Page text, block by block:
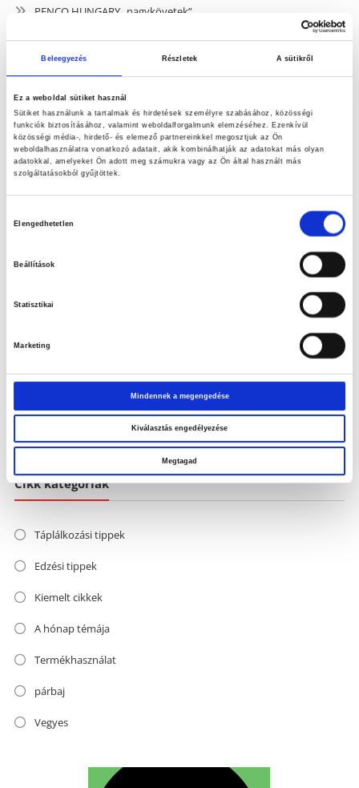
Beleegyezés Részletek A sütikről
Ez a weboldal sütiket használ
Sütiket használunk a tartalmak és hirdetések személyre szabásához, közösségi
funkciók biztosításához, valamint weboldalforgalmunk elemzéséhez. Ezenkívül
közösségi média-, hirdető- és elemező partnereinkkel megosztjuk az Ön
weboldalhasználatra vonatkozó adatait, akik kombinálhatják az adatokat más olyan
adatokkal, amelyeket Ön adott meg számukra vagy az Ön által használt más
szolgáltatásokból gyűjtöttek.
Elengedhetetlen
Beállítások
Statisztikai
Marketing
Mindennek a megengedése
Kiválasztás engedélyezése
Megtagad
PENCO HUNGARY „nagykövetek”
Az arginin szerepe
Táplálék-kiegészítőkről részletesebben
Hőszabályozás, folyadékfogyasztás
Nézd meg a Youtube csatornánkat is!
Kérjük, jelentkezz be, hogy lásd a hűségprogram állapotát.
Cikk kategóriák
Táplálkozási tippek
Edzési tippek
Kiemelt cikkek
A hónap témája
Termékhasználat
párbaj
Vegyes